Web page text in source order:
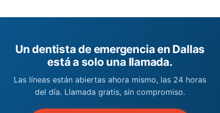
Un dentista de emergencia en Dallas
está a solo una llamada.
Las líneas están abiertas ahora mismo, las 24 horas
del día. Llamada gratis, sin compromiso.